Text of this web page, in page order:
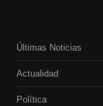
Últimas Noticias
Actualidad
Política